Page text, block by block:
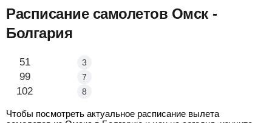
Расписание самолетов Омск -
Болгария
Омск - Бургас
51 3
Омск - Варна
99 7
Омск - София
102 8
Чтобы посмотреть актуальное расписание вылета